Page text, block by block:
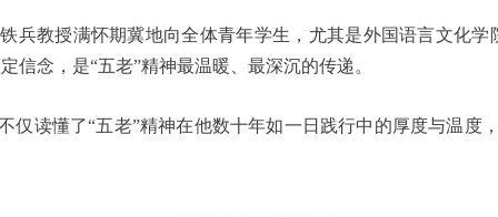
兵教授满怀期冀地向全体青年学生，尤其是外国语言文化
信念，是“五老”精神最温暖、最深沉的传递。
仅读懂了“五老”精神在他数十年如一日践行中的厚度与温度